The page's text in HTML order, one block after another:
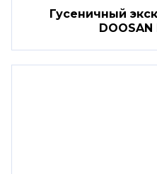
Гусеничный
DOOSAN